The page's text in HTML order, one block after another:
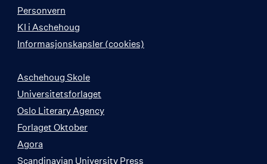
Personvern
KI i Aschehoug
Informasjonskapsler (cookies)
Aschehoug Skole
Universitetsforlaget
Oslo Literary Agency
Forlaget Oktober
Agora
Scandinavian University Press